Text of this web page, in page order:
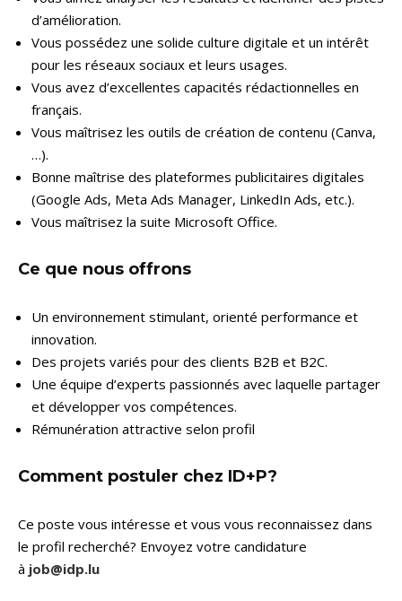
d’amélioration.
Vous possédez une solide culture digitale et un intérêt
pour les réseaux sociaux et leurs usages.
Vous avez d’excellentes capacités rédactionnelles en
français.
Vous maîtrisez les outils de création de contenu (Canva,
…).
Bonne maîtrise des plateformes publicitaires digitales
(Google Ads, Meta Ads Manager, LinkedIn Ads, etc.).
Vous maîtrisez la suite Microsoft Office.
Ce que nous offrons
Un environnement stimulant, orienté performance et
innovation.
Des projets variés pour des clients B2B et B2C.
Une équipe d’experts passionnés avec laquelle partager
et développer vos compétences.
Rémunération attractive selon profil
Comment postuler chez ID+P?
Ce poste vous intéresse et vous vous reconnaissez dans
le profil recherché? Envoyez votre candidature
à job@idp.lu